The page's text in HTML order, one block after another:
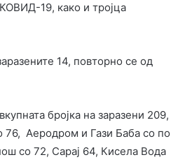
19, како и тројца
14, повторно се од
бројка на заразени 209,
76, Аеродром и Гази Баба со по
со 72, Сарај 64, Кисела Вода